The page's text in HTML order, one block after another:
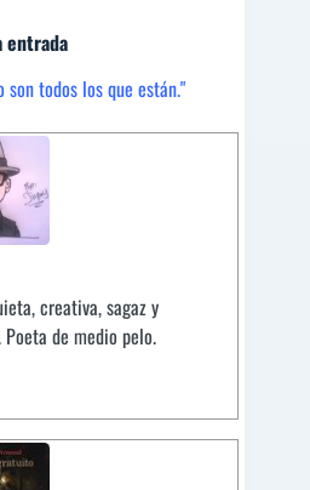
entrada
son todos los que están."
creativa, sagaz y
de medio pelo.